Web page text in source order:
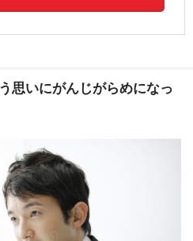
思いにがんじがらめになっ